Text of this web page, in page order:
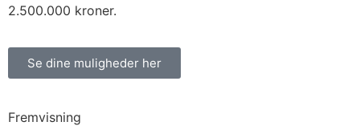
2.500.000 kroner.
Se dine muligheder her
Fremvisning